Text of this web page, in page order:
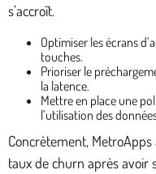
s’accroît.
Optimiser les écrans
touches.
Prioriser le
la latence.
Mettre en place une
l’utilisation des
Concrètement,
taux de churn après avoir